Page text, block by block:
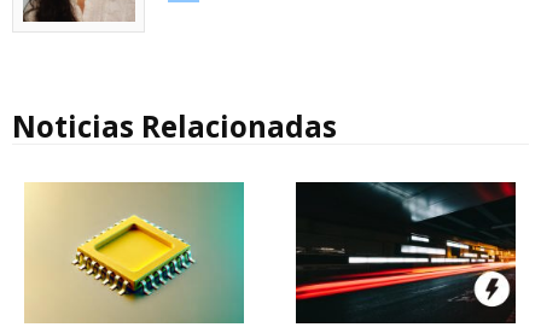
Noticias Relacionadas